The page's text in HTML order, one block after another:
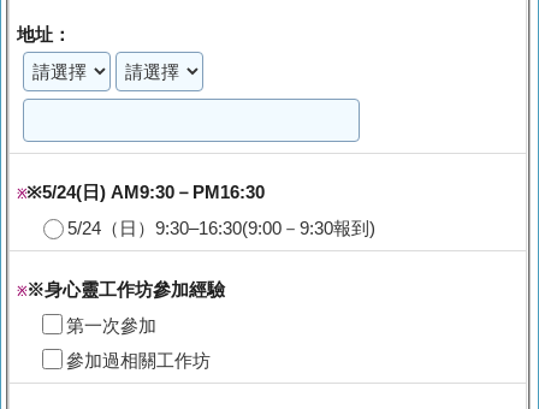
地址：
※※5/24(日) AM9:30－PM16:30
5/24（日）9:30–16:30(9:00－9:30報到)
※※身心靈工作坊參加經驗
第一次參加
參加過相關工作坊